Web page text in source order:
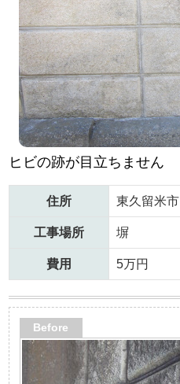
ヒビの跡が目立ちません
住所 東久留米市
工事場所 塀
費用 5万円
Before